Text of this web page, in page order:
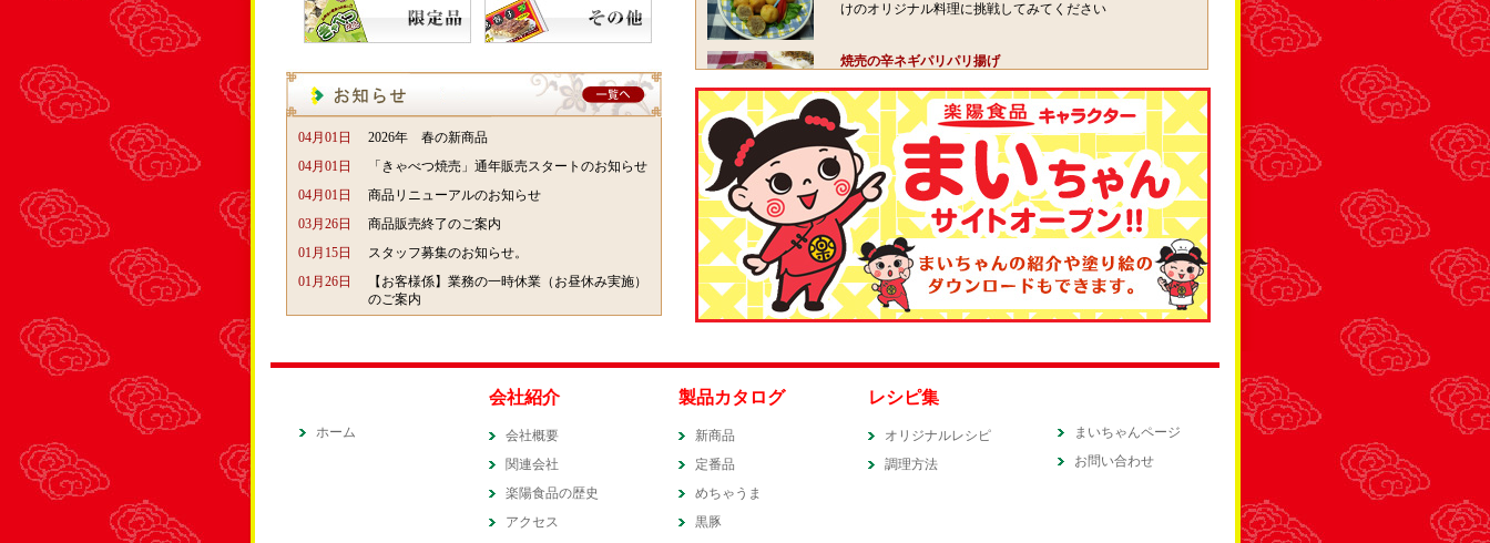
04月01日
2026年 春の新商品
04月01日
「きゃべつ焼売」通年販売スタートのお知らせ
04月01日
商品リニューアルのお知らせ
03月26日
商品販売終了のご案内
01月15日
スタッフ募集のお知らせ。
01月26日
【お客様係】業務の一時休業（お昼休み実施）
のご案内
けのオリジナル料理に挑戦してみてください
焼売の辛ネギパリパリ揚げ
ホーム
会社紹介
会社概要
関連会社
楽陽食品の歴史
アクセス
製品カタログ
新商品
定番品
めちゃうま
黒豚
レシピ集
オリジナルレシピ
調理方法
まいちゃんページ
お問い合わせ